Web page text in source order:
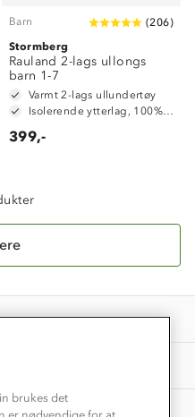
Barn (206)
Stormberg
Rauland 2-lags ullongs
barn 1-7
Varmt 2-lags ullundertøy
Isolerende ytterlag, 100% merinoull
399,-
brukes det